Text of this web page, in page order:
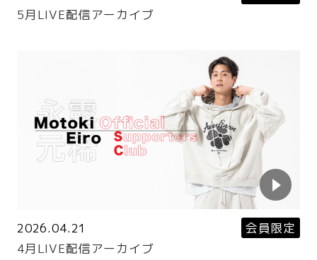
5月LIVE配信アーカイブ
2026.04.21
会員限定
4月LIVE配信アーカイブ